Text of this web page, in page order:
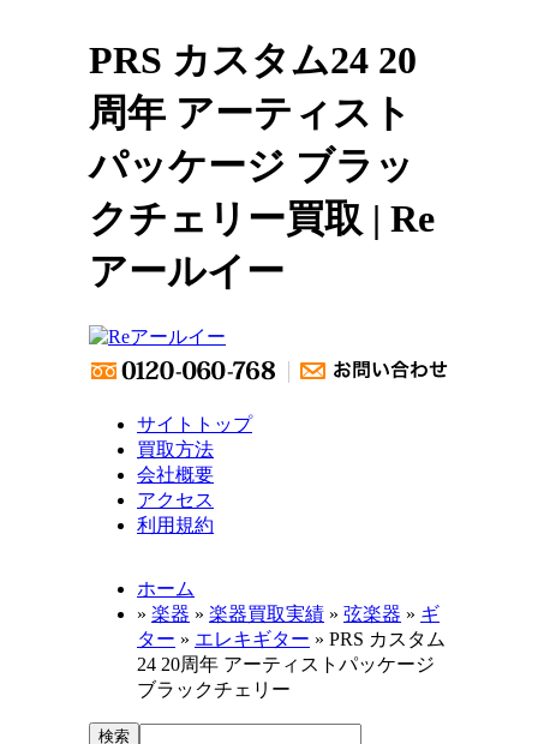
PRS カスタム24 20
周年 アーティスト
パッケージ ブラッ
クチェリー買取 | Re
アールイー
サイトトップ
買取方法
会社概要
アクセス
利用規約
ホーム
» 楽器 » 楽器買取実績 » 弦楽器 » ギ
ター » エレキギター » PRS カスタム
24 20周年 アーティストパッケージ
ブラックチェリー